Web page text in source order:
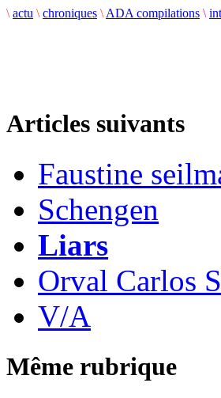
\ actu \ chroniques \ ADA compilations \
Articles suivants
Faustine
Schengen
Liars
Orval Carlos
V/A
Même rubrique